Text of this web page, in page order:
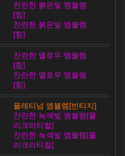
찬란한 붉은빛 엠블렘
[힘]
찬란한 붉은빛 엠블렘
[힘]
찬란한 옐로우 엠블렘
[힘]
찬란한 옐로우 엠블렘
[힘]
플래티넘 엠블렘[빈티지]
찬란한 녹색빛 엠블렘[물
리크리티컬]
찬란한 녹색빛 엠블렘[물
리크리티컬]